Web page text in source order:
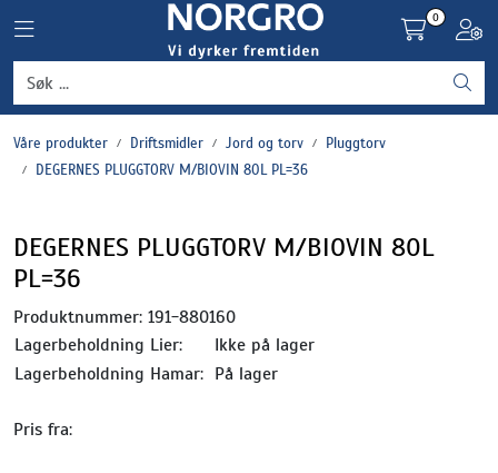
Toggle navigation
0
Våre produkter Driftsmidler Jord og torv
Pluggtorv
DEGERNES PLUGGTORV M/BIOVIN 80L PL=36
DEGERNES PLUGGTORV M/BIOVIN 80L
PL=36
Produktnummer: 191-880160
Lagerbeholdning Lier:
Ikke på lager
Lagerbeholdning Hamar: På lager
Pris fra:
Grønnsaker
Settepotet og setteløk
Plantevern og nyttedyr
Blomster, potter og brett